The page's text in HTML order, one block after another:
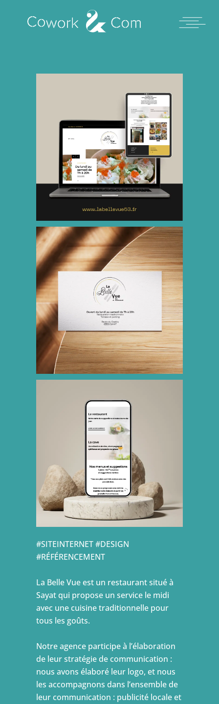
#SITEINTERNET #DESIGN
#RÉFÉRENCEMENT
La Belle Vue est un restaurant situé à
Sayat qui propose un service le midi
avec une cuisine traditionnelle pour
tous les goûts.
Notre agence participe à l’élaboration
de leur stratégie de communication :
nous avons élaboré leur logo, et nous
les accompagnons dans l’ensemble de
leur communication : publicité locale et